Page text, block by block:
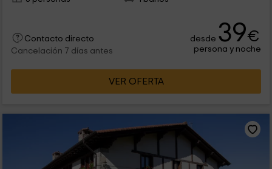
Contacto directo
Cancelación 7 días antes
desde 39€
persona y noche
VER OFERTA